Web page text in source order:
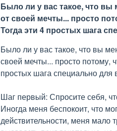
Было ли у вас такое, что
от своей мечты... просто
Тогда эти 4 простых шага
Было ли у вас такое, что вы
своей мечты... просто потому,
простых шага специально для
Шаг первый: Спросите себя,
Иногда меня беспокоит, что
действительности, меня мало